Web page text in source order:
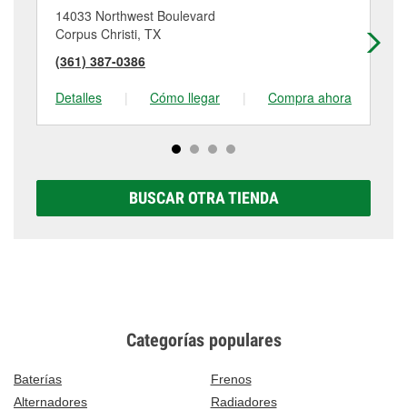
14033 Northwest Boulevard
Corpus Christi, TX
(361) 387-0386
Detalles
| Cómo llegar | Compra ahora
BUSCAR OTRA TIENDA
Categorías populares
Baterías
Frenos
Alternadores
Radiadores